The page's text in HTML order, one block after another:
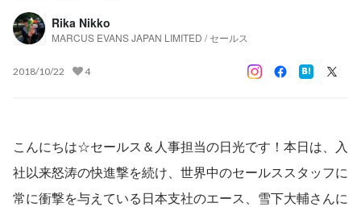
Rika Nikko
MARCUS EVANS JAPAN LIMITED / セールス
2018/10/22 4
こんにちは☆セールス＆人事担当の日光です！本日は、入
社以来怒涛の快進撃を続け、世界中のセールススタッフに
常に衝撃を与えている日本支社のエース、雪下大輔さんに